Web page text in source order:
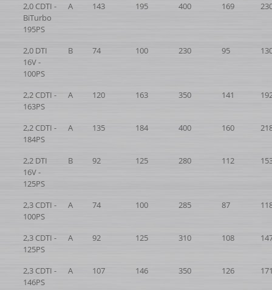
2,0 CDTI -
BiTurbo
195PS
A 143 195 400 169
2,0 DTI
16V -
100PS
B 74 100 230 95
2,2 CDTI -
163PS
A 120 163 350 141
2,2 CDTI -
184PS
A 135 184 400 160
2,2 DTI
16V -
125PS
B 92 125 280 112
2,3 CDTI -
100PS
A 74 100 285 87
2,3 CDTI -
125PS
A 92 125 310 108
2,3 CDTI -
146PS
A 107 146 350 126